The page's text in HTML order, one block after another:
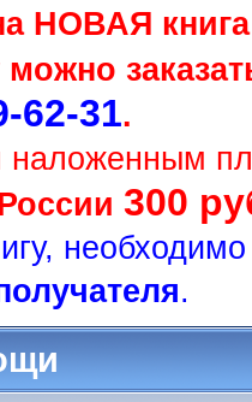
НОВАЯ
можно
62-31.
наложенным
300
.